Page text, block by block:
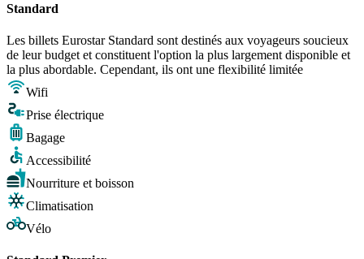
Standard
Les billets Eurostar Standard sont destinés aux voyageurs soucieux
de leur budget et constituent l'option la plus largement disponible et
la plus abordable. Cependant, ils ont une flexibilité limitée
Wifi
Prise électrique
Bagage
Accessibilité
Nourriture et boisson
Climatisation
Vélo